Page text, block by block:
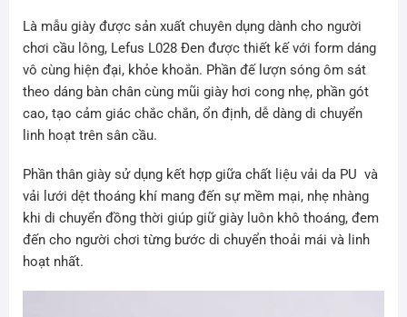
Là mẫu giày được sản xuất chuyên dụng dành cho người
chơi cầu lông, Lefus L028 Đen được thiết kế với form dáng
vô cùng hiện đại, khỏe khoắn. Phần đế lượn sóng ôm sát
theo dáng bàn chân cùng mũi giày hơi cong nhẹ, phần gót
cao, tạo cảm giác chắc chắn, ổn định, dễ dàng di chuyển
linh hoạt trên sân cầu.
Phần thân giày sử dụng kết hợp giữa chất liệu vải da PU và
vải lưới dệt thoáng khí mang đến sự mềm mại, nhẹ nhàng
khi di chuyển đồng thời giúp giữ giày luôn khô thoáng, đem
đến cho người chơi từng bước di chuyển thoải mái và linh
hoạt nhất.